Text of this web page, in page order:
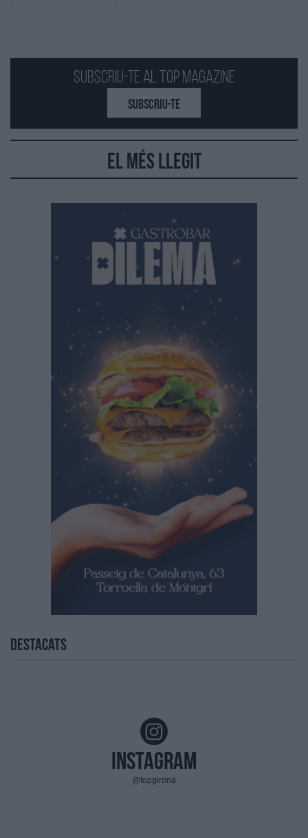
Subscriu-te al Top Magazine
SUBSCRIU-TE
El més llegit
Destacats
Instagram
@topgirona